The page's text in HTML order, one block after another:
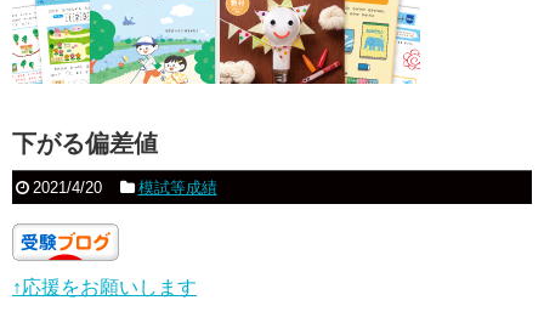
下がる偏差値
2021/4/20 模試等成績
↑応援をお願いします